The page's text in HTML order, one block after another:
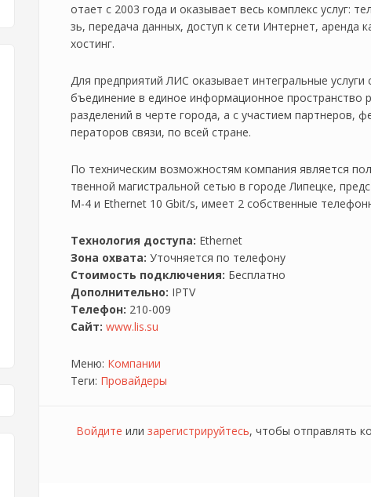
отает с 2003 года и оказывает весь комплекс услуг:
зь, передача данных, доступ к сети Интернет, аренда
хостинг.
Для предприятий ЛИС оказывает интегральные услуги
бъединение в единое информационное пространство
разделений в черте города, а с участием партнеров,
ператоров связи, по всей стране.
По техническим возможностям компания является
твенной магистральной сетью в городе Липецке,
М-4 и Ethernet 10 Gbit/s, имеет 2 собственные
Технология доступа: Ethernet
Зона охвата: Уточняется по телефону
Стоимость подключения: Бесплатно
Дополнительно: IPTV
Телефон: 210-009
Сайт: www.lis.su
Меню: Компании
Теги: Провайдеры
Войдите или зарегистрируйтесь, чтобы отправлять